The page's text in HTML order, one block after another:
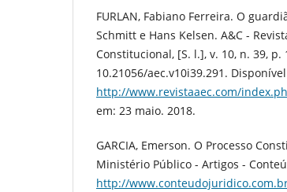
FURLAN, Fabiano Ferreira. O
Schmitt e Hans Kelsen. A&C -
Constitucional, [S. l.], v. 10, n. 39, p.
10.21056/aec.v10i39.291.
http://www.revistaaec.com/
em: 23 maio. 2018.
GARCIA, Emerson. O Processo
Ministério Público - Artigos -
http://